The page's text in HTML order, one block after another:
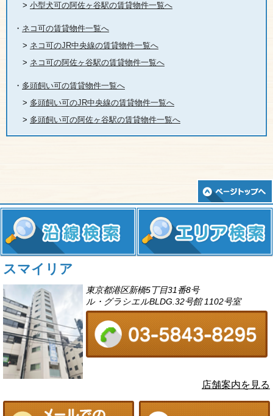
> 小型犬可の阿佐ヶ谷駅の賃貸物件一覧へ
・ ネコ可の賃貸物件一覧へ
> ネコ可のJR中央線の賃貸物件一覧へ
> ネコ可の阿佐ヶ谷駅の賃貸物件一覧へ
・ 多頭飼い可の賃貸物件一覧へ
> 多頭飼い可のJR中央線の賃貸物件一覧へ
> 多頭飼い可の阿佐ヶ谷駅の賃貸物件一覧へ
スマイリア
東京都港区新橋5丁目31番8号
ル・グラシエルBLDG.32号館 1102号室
店舗案内を見る